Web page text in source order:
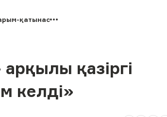
қатынас
қазіргі
келді»